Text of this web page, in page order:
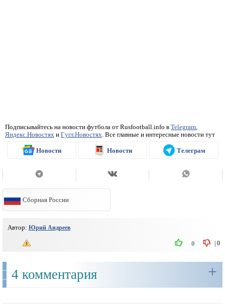
Подписывайтесь на новости футбола от Rusfootball.info в Telegram,
Яндекс.Новостях и Гугл.Новостях. Все главные и интересные новости тут
Новости Новости Телеграм
Сборная России
Автор: Юрий Андреев
0
0
4 комментария +